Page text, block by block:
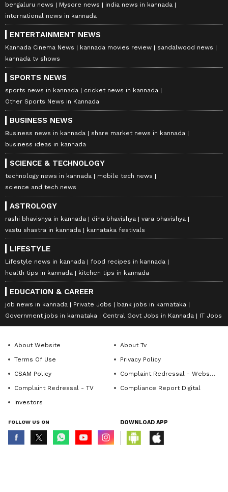
bengaluru news
Mysore news
india news in kannada
international news in kannada
ENTERTAINMENT NEWS
Kannada Cinema News kannada movies review
sandalwood news
kannada tv shows
SPORTS NEWS
sports news in kannada
cricket news in kannada
Other Sports News in Kannada
BUSINESS NEWS
Business news in kannada
share market news in kannada
business ideas in kannada
SCIENCE & TECHNOLOGY
technology news in kannada
mobile tech news
science and tech news
ASTROLOGY
rashi bhavishya in kannada dina bhavishya
vara bhavishya
vastu shastra in kannada
karnataka festivals
LIFESTYLE
Lifestyle news in kannada
food recipes in kannada
health tips in kannada
kitchen tips in kannada
EDUCATION & CAREER
job news in kannada Private Jobs
bank jobs in karnataka
Government jobs in karnataka
Central Govt Jobs in Kannada IT Jobs
About Website
About Tv
Terms Of Use
Privacy Policy
CSAM Policy
Complaint Redressal - Website
Complaint Redressal - TV
Compliance Report Digital
Investors
FOLLOW US ON DOWNLOAD APP